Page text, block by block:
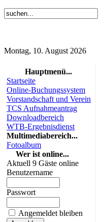
Montag, 10. August 2026
Hauptmenü...
Startseite
Online-Buchungssystem
Vorstandschaft und Verein
TCS Aufnahmeantrag
Downloadbereich
WTB-Ergebnisdienst
Multimediabereich...
Fotoalbum
Wer ist online...
Aktuell 9 Gäste online
Benutzername
Passwort
Angemeldet bleiben